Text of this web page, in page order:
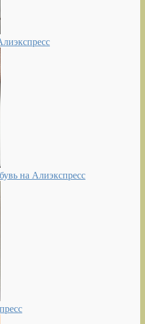
на Алиэкспресс